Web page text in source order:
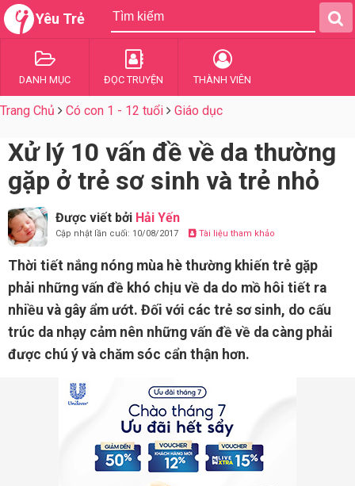
Yêu Trẻ
DANH MỤC ĐỌC TRUYỆN THÀNH VIÊN
Trang Chủ Có con 1 - 12 tuổi Giáo dục
Xử lý 10 vấn đề về da thường
gặp ở trẻ sơ sinh và trẻ nhỏ
Được viết bởi Hải Yến
Cập nhật lần cuối: 10/08/2017 Tài liệu tham khảo
Thời tiết nắng nóng mùa hè thường khiến trẻ gặp
phải những vấn đề khó chịu về da do mồ hôi tiết ra
nhiều và gây ẩm ướt. Đối với các trẻ sơ sinh, do cấu
trúc da nhạy cảm nên những vấn đề về da càng phải
được chú ý và chăm sóc cẩn thận hơn.